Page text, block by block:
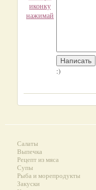
иконку
нажимай
:)
Салаты
Выпечка
Рецепт из мяса
Супы
Рыба и морепродукты
Закуски